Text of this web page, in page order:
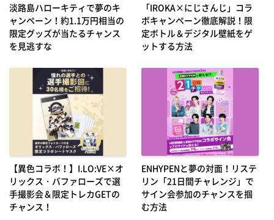
淡路島ハローキティで夢のキ
ャンペーン！約1.1万円相当の
限定グッズが当たるチャンス
を見逃すな
「IROKA×にじさんじ」コラ
ボキャンペーン徹底解説！限
定ボトル＆デジタル壁紙をゲ
ットする方法
【異色コラボ！】I.LO:VE×オ
リックス・バファローズで選
手撮影会＆限定トレカGETの
チャンス！
ENHYPENと夢の対面！リステ
リン「21日間チャレンジ」で
サイン会参加のチャンスを掴
む方法